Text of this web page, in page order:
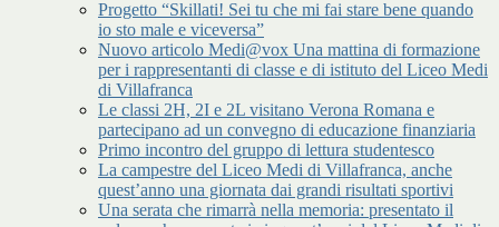
Progetto “Skillati! Sei tu che mi fai stare bene quando
io sto male e viceversa”
Nuovo articolo Medi@vox Una mattina di formazione
per i rappresentanti di classe e di istituto del Liceo Medi
di Villafranca
Le classi 2H, 2I e 2L visitano Verona Romana e
partecipano ad un convegno di educazione finanziaria
Primo incontro del gruppo di lettura studentesco
La campestre del Liceo Medi di Villafranca, anche
quest’anno una giornata dai grandi risultati sportivi
Una serata che rimarrà nella memoria: presentato il